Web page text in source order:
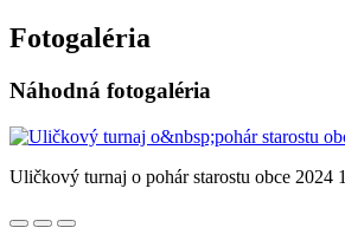
Fotogaléria
Náhodná fotogaléria
Uličkový turnaj o pohár starostu obce 2024 1